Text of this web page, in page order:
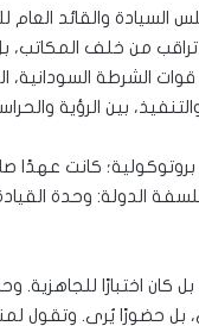
السيادة والقائد
تراقب من خلف
الشرطة
بين الرؤية
كانت عهدًا
الدولة: وحدة
اختبارًا للجاهزية.
بل حضورًا يُرى. وتقول